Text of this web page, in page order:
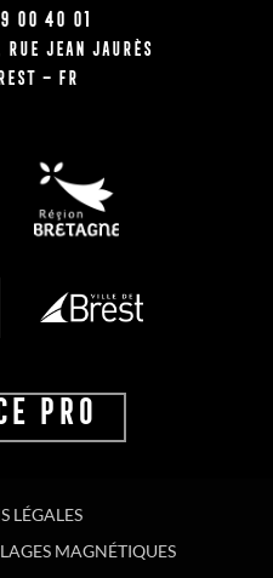
00 40 01
rue Jean Jaurès
– FR
PRO
LÉGALES
MAGNÉTIQUES